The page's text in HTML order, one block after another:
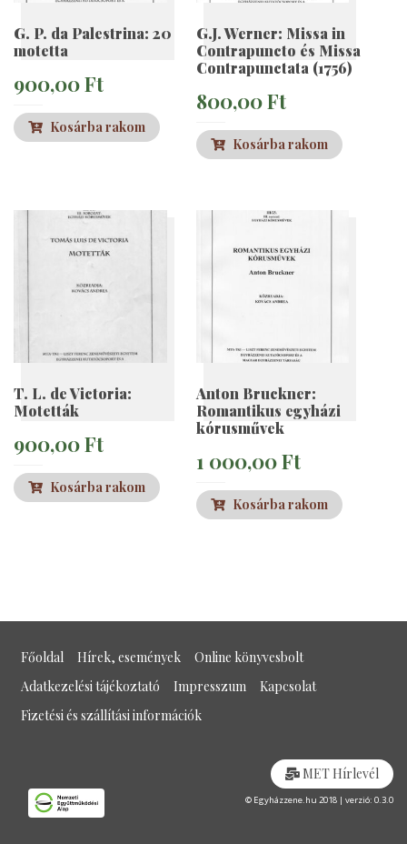
G. P. da Palestrina: 20
motetta
900,00Ft
Kosárba rakom
G.J. Werner: Missa in
Contrapuncto és Missa
Contrapunctata (1756)
800,00Ft
Kosárba rakom
T. L. de Victoria:
Motetták
900,00Ft
Kosárba rakom
Anton Bruckner:
Romantikus egyházi
kórusművek
1 000,00Ft
Kosárba rakom
Főoldal Hírek, események
Online könyvesbolt
Adatkezelési tájékoztató
Impresszum
Kapcsolat
Fizetési és szállítási információk
MET Hírlevél
© Egyházzene.hu 2018 | verzió: 0.3.0